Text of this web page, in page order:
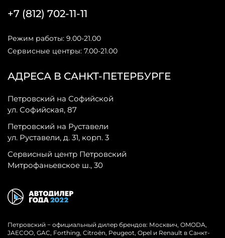
АДРЕСА В САНКТ-ПЕТЕРБУРГЕ
Петровский на Софийской
ул. Софийская, 87
Петровский на Руставели
ул. Руставели, д. 31, корп. 3
Сервисный центр Петровский
Митрофаньевское ш., 30
+7 (812) 702-11-11
Режим работы: 9.00-21.00
Сервисные центры: 7.00-21.00
Петровский − официальный дилер брендов: Москвич, OMODA,
JAECOO, GAC, Forthing, Citroёn, Peugeot, Opel и Renault в Санкт-